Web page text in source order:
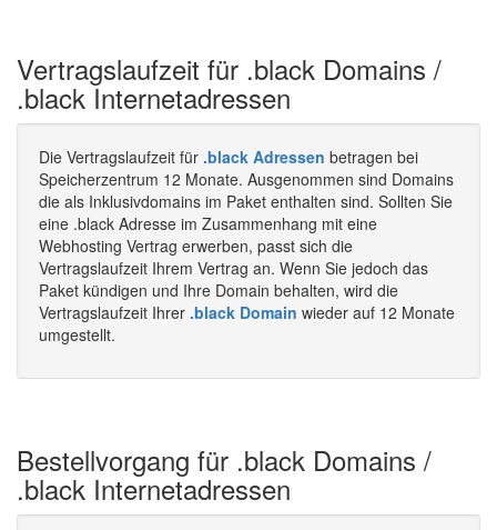
Vertragslaufzeit für .black Domains /
.black Internetadressen
Die Vertragslaufzeit für .black Adressen betragen bei
Speicherzentrum 12 Monate. Ausgenommen sind Domains
die als Inklusivdomains im Paket enthalten sind. Sollten Sie
eine .black Adresse im Zusammenhang mit eine
Webhosting Vertrag erwerben, passt sich die
Vertragslaufzeit Ihrem Vertrag an. Wenn Sie jedoch das
Paket kündigen und Ihre Domain behalten, wird die
Vertragslaufzeit Ihrer .black Domain wieder auf 12 Monate
umgestellt.
Bestellvorgang für .black Domains /
.black Internetadressen